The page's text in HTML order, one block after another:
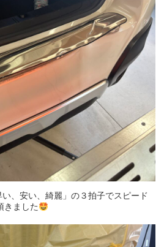
い、安い、綺麗」の３拍子でスピード
きました